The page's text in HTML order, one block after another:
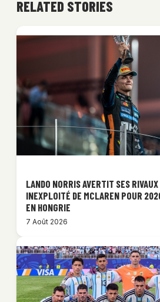
RELATED STORIES
LANDO NORRIS AVERTIT SES
INEXPLOITÉ DE MCLAREN POUR
EN HONGRIE
7 Août 2026